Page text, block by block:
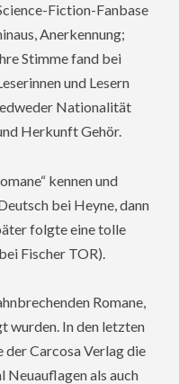
Fiction-Fanbase
Anerkennung;
Stimme fand bei
und Lesern
Nationalität
Herkunft Gehör.
kennen und
bei Heyne, dann
folgte eine tolle
Fischer TOR).
Romane,
wurden. In den letzten
der Carcosa Verlag die
Neuauflagen als auch